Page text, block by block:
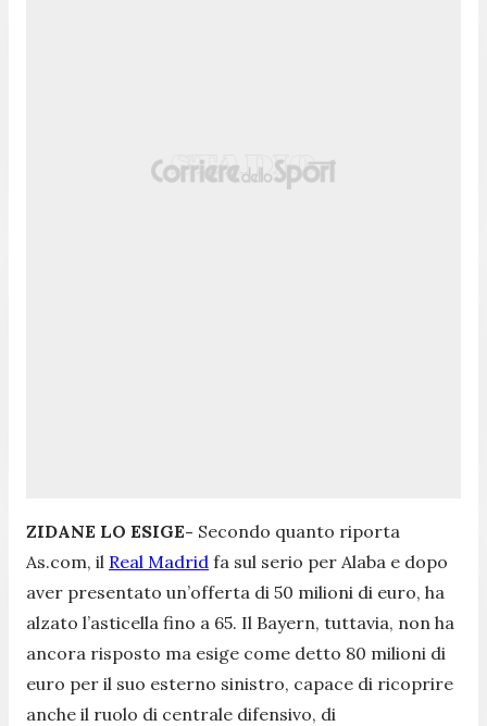
ZIDANE LO ESIGE- Secondo quanto riporta
As.com, il Real Madrid fa sul serio per Alaba e dopo
aver presentato un’offerta di 50 milioni di euro, ha
alzato l’asticella fino a 65. Il Bayern, tuttavia, non ha
ancora risposto ma esige come detto 80 milioni di
euro per il suo esterno sinistro, capace di ricoprire
anche il ruolo di centrale difensivo, di